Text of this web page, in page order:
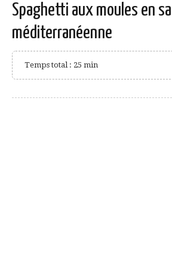
Spaghetti aux moules en
méditerranéenne
Temps total : 25 min